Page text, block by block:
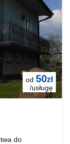
od 50zł
/usługę
do